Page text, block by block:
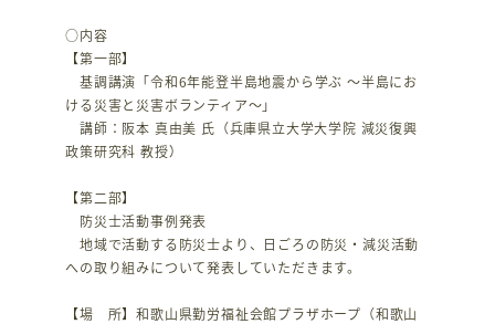
○内容
【第一部】
基調講演「令和6年能登半島地震から学ぶ ～半島にお
ける災害と災害ボランティア～」
講師：阪本 真由美 氏（兵庫県立大学大学院 減災復興
政策研究科 教授）
【第二部】
防災士活動事例発表
地域で活動する防災士より、日ごろの防災・減災活動
への取り組みについて発表していただきます。
【場 所】和歌山県勤労福祉会館プラザホープ（和歌山